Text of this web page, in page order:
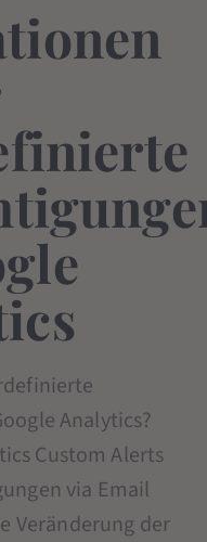
Analytics?
Custom Alerts
via Email
Veränderung der